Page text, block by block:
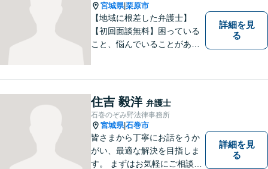
宮城県|栗原市
【地域に根差した弁護士】
【初回面談無料】困っている
こと、悩んでいることがあっ
まず弁護士に相談してみてく
ださい。離婚問題／借金問題
／交通事故／刑事事件など、
幅広く対応。【夜間／休日対
応可能】
詳細を見
る
住吉 毅洋 弁護士
石巻のぞみ野法律事務所
宮城県|石巻市
皆さまから丁寧にお話をうか
がい、最適な解決を目指しま
す。 まずはお気軽にご相談く
詳細を見
る